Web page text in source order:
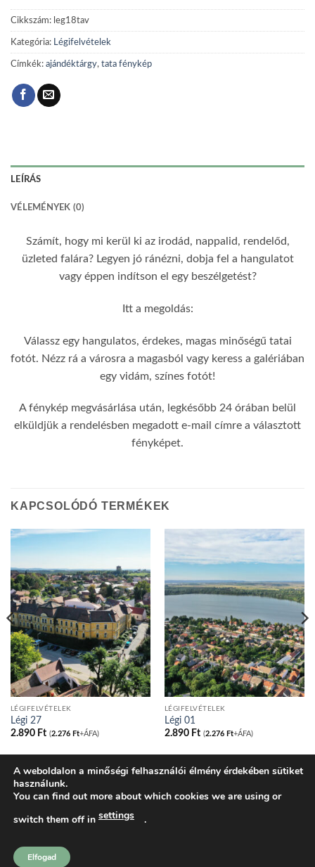
Cikkszám: leg18tav
Kategória: Légifelvételek
Címkék: ajándéktárgy, tata fénykép
LEÍRÁS
VÉLEMÉNYEK (0)
Számít, hogy mi kerül ki az irodád, nappalid, rendelőd,
üzleted falára? Legyen jó ránézni, dobja fel a hangulatot
vagy éppen indítson el egy beszélgetést?
Itt a megoldás:
Válassz egy hangulatos, érdekes, magas minőségű tatai
fotót. Nézz rá a városra a magasból vagy keress a galériában
egy vidám, színes fotót!
A fénykép megvásárlása után, legkésőbb 24 órában belül
elküldjük a rendelésben megadott e-mail címre a választott
fényképet.
KAPCSOLÓDÓ TERMÉKEK
LÉGIFELVÉTELEK
Légi 27
2.890 Ft (2.276 Ft+ÁFA)
LÉGIFELVÉTELEK
Légi 01
2.890 Ft (2.276 Ft+ÁFA)
BLOG ADATVÉDELMI IRÁNYELVEK
ÁLTALÁNOS SZERZŐDÉSI FELTÉTELEK
KOSÁR
PÉNZTÁR
tatakonyv.hu 2026 ©
A weboldalon a minőségi felhasználói élmény érdekében sütiket
használunk.
You can find out more about which cookies we are using or
switch them off in settings .
Elfogad